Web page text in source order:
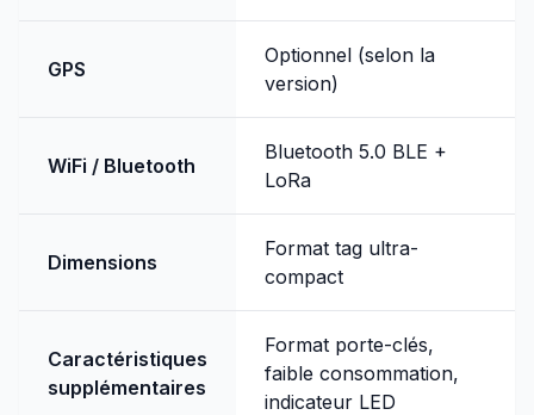
GPS
Optionnel (selon la
version)
WiFi / Bluetooth
Bluetooth 5.0 BLE +
LoRa
Dimensions
Format tag ultra-
compact
Caractéristiques
supplémentaires
Format porte-clés,
faible consommation,
indicateur LED